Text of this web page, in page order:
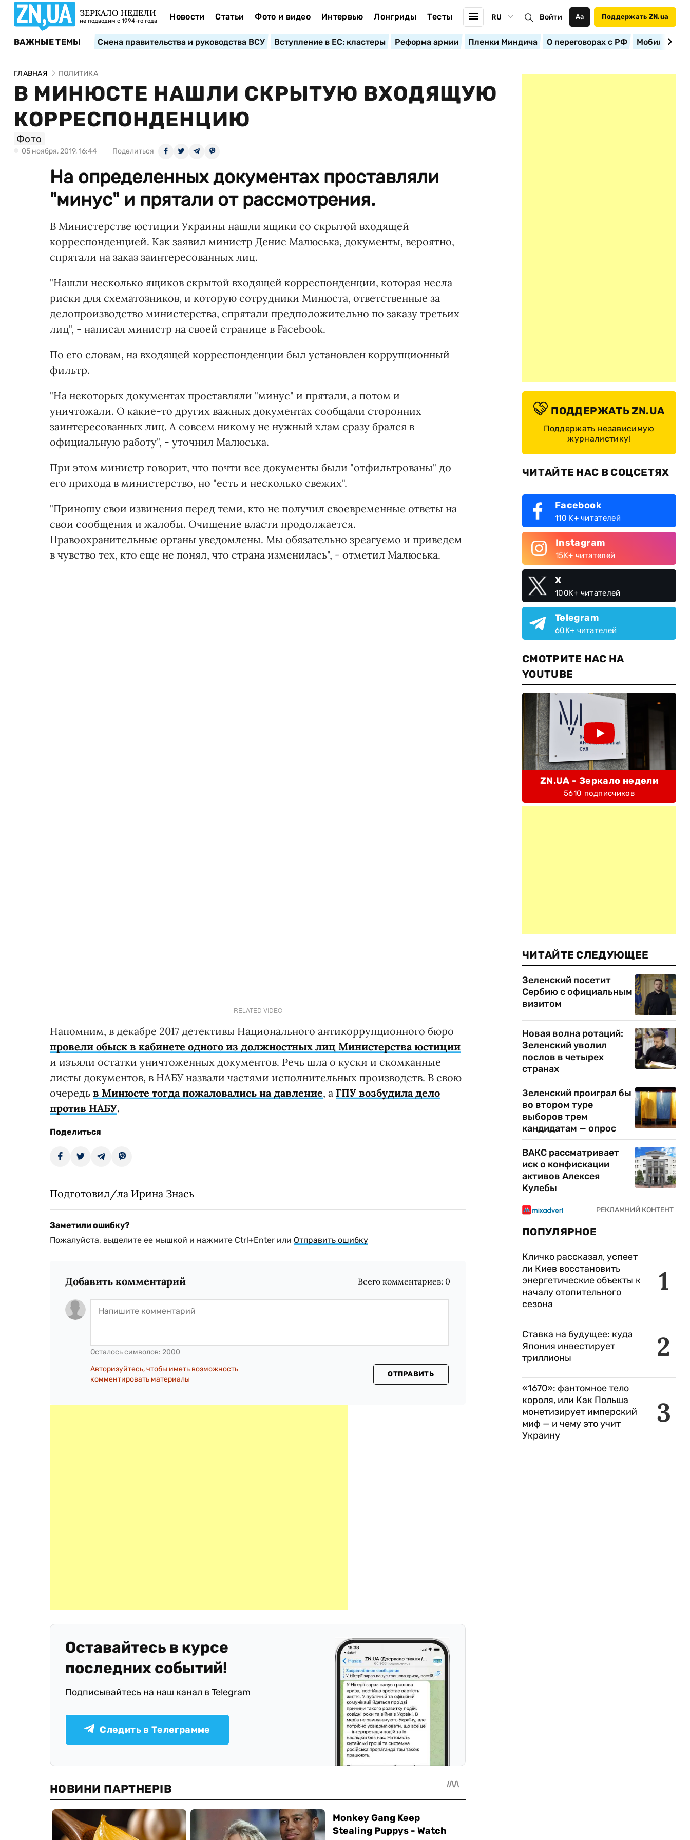
ЗЕРКАЛО НЕДЕЛИ
не подводим с 1994-го года Новости Статьи Фото и видео Интервью Лонгриды Тесты RU Войти Аа Поддержать ZN.ua
ВАЖНЫЕ ТЕМЫ Смена правительства и руководства ВСУ Вступление в ЕС: кластеры Реформа армии Пленки Миндича О переговорах с РФ
ГЛАВНАЯ ПОЛИТИКА
В МИНЮСТЕ НАШЛИ СКРЫТУЮ ВХОДЯЩУЮ
КОРРЕСПОНДЕНЦИЮ
Фото
05 ноября, 2019, 16:44 Поделиться
На определенных документах проставляли
"минус" и прятали от рассмотрения.
В Министерстве юстиции Украины нашли ящики со скрытой входящей
корреспонденцией. Как заявил министр Денис Малюська, документы, вероятно,
спрятали на заказ заинтересованных лиц.
"Нашли несколько ящиков скрытой входящей корреспонденции, которая несла
риски для схематозников, и которую сотрудники Минюста, ответственные за
делопроизводство министерства, спрятали предположительно по заказу третьих
лиц", - написал министр на своей странице в Facebook.
По его словам, на входящей корреспонденции был установлен коррупционный
фильтр.
"На некоторых документах проставляли "минус" и прятали, а потом и
уничтожали. О какие-то других важных документах сообщали сторонних
заинтересованных лиц. А совсем никому не нужный хлам сразу брался в
официальную работу", - уточнил Малюська.
При этом министр говорит, что почти все документы были "отфильтрованы" до
его прихода в министерство, но "есть и несколько свежих".
"Приношу свои извинения перед теми, кто не получил своевременные ответы на
свои сообщения и жалобы. Очищение власти продолжается.
Правоохранительные органы уведомлены. Мы обязательно зреагуємо и приведем
в чувство тех, кто еще не понял, что страна изменилась", - отметил Малюська.
RELATED VIDEO
Напомним, в декабре 2017 детективы Национального антикоррупционного бюро
провели обыск в кабинете одного из должностных лиц Министерства юстиции
и изъяли остатки уничтоженных документов. Речь шла о куски и скомканные
листы документов, в НАБУ назвали частями исполнительных производств. В свою
очередь в Минюсте тогда пожаловались на давление, а ГПУ возбудила дело
против НАБУ.
Поделиться
Подготовил/ла Ирина Знась
Заметили ошибку?
Пожалуйста, выделите ее мышкой и нажмите Ctrl+Enter или Отправить ошибку
Добавить комментарий Всего комментариев: 0
Осталось символов: 2000
Авторизуйтесь, чтобы иметь возможность
комментировать материалы
ОТПРАВИТЬ
Оставайтесь в курсе
последних событий!
Подписывайтесь на наш канал в Telegram
Следить в Телеграмме
ПОДДЕРЖАТЬ ZN.UA
Поддержать независимую
журналистику!
ЧИТАЙТЕ НАС В СОЦСЕТЯХ
Facebook
110 K+ читателей
Instagram
15K+ читателей
X
100K+ читателей
Telegram
60K+ читателей
СМОТРИТЕ НАС НА
YOUTUBE
ZN.UA - Зеркало недели
5610 подписчиков
ЧИТАЙТЕ СЛЕДУЮЩЕЕ
Зеленский посетит
Сербию с официальным
визитом
Новая волна ротаций:
Зеленский уволил
послов в четырех
странах
Зеленский проиграл бы
во втором туре
выборов трем
кандидатам — опрос
ВАКС рассматривает
иск о конфискации
активов Алексея
Кулебы
ПОПУЛЯРНОЕ
1
Кличко рассказал, успеет
ли Киев восстановить
энергетические объекты к
началу отопительного
сезона
2
Ставка на будущее: куда
Япония инвестирует
триллионы
3
«1670»: фантомное тело
короля, или Как Польша
монетизирует имперский
миф — и чему это учит
Украину